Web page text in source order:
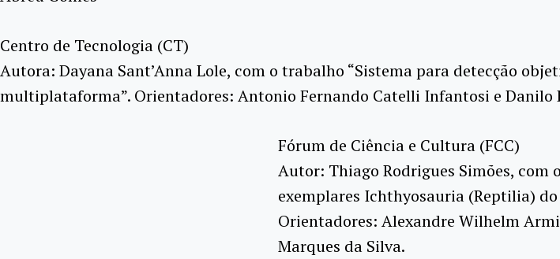
Centro de Tecnologia (CT)
Autora: Dayana Sant’Anna Lole, com o trabalho “Sistema para detecção
multiplataforma”. Orientadores: Antonio Fernando Catelli Infantosi e Danilo
Fórum de Ciência e Cultura (FCC)
Autor: Thiago Rodrigues Simões, com
exemplares Ichthyosauria (Reptilia)
Orientadores: Alexandre Wilhelm
Marques da Silva.